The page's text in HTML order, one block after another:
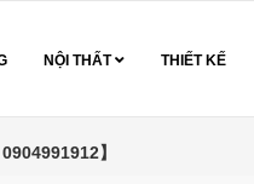
NỘI THẤT THIẾT KẾ
】